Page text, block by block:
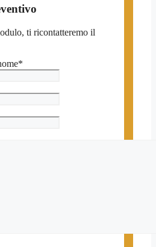
ti ricontatteremo il
*